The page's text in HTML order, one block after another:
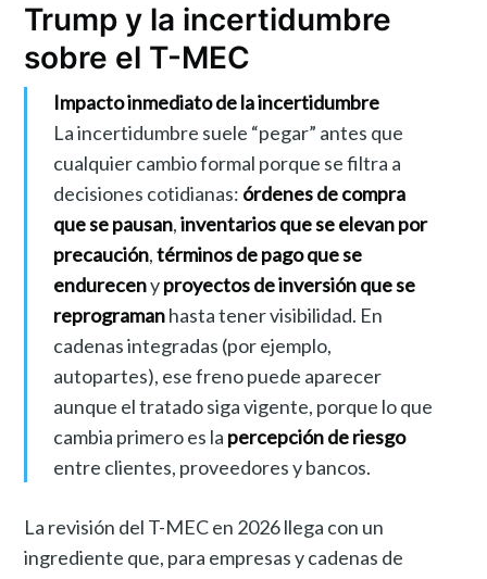
Trump y la incertidumbre
sobre el T-MEC
Impacto inmediato de la incertidumbre
La incertidumbre suele “pegar” antes que
cualquier cambio formal porque se filtra a
decisiones cotidianas: órdenes de compra
que se pausan,inventarios que se elevan por
precaución,términos de pago que se
endurecenyproyectos de inversión que se
reprogramanhasta tener visibilidad. En
cadenas integradas (por ejemplo,
autopartes), ese freno puede aparecer
aunque el tratado siga vigente, porque lo que
cambia primero es la percepción de riesgo
entre clientes, proveedores y bancos.
La revisión del T-MEC en 2026 llega con un
ingrediente que, para empresas y cadenas de